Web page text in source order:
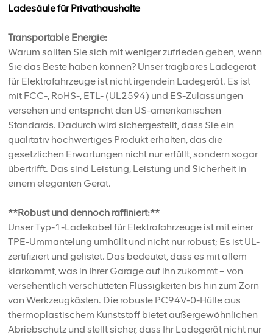
Ladesäule für Privathaushalte
Transportable Energie:
Warum sollten Sie sich mit weniger zufrieden geben, wenn
Sie das Beste haben können? Unser tragbares Ladegerät
für Elektrofahrzeuge ist nicht irgendein Ladegerät. Es ist
mit FCC-, RoHS-, ETL- (UL2594) und ES-Zulassungen
versehen und entspricht den US-amerikanischen
Standards. Dadurch wird sichergestellt, dass Sie ein
qualitativ hochwertiges Produkt erhalten, das die
gesetzlichen Erwartungen nicht nur erfüllt, sondern sogar
übertrifft. Das sind Leistung, Leistung und Sicherheit in
einem eleganten Gerät.
**Robust und dennoch raffiniert:**
Unser Typ-1-Ladekabel für Elektrofahrzeuge ist mit einer
TPE-Ummantelung umhüllt und nicht nur robust; Es ist UL-
zertifiziert und gelistet. Das bedeutet, dass es mit allem
klarkommt, was in Ihrer Garage auf ihn zukommt – von
versehentlich verschütteten Flüssigkeiten bis hin zum Zorn
von Werkzeugkästen. Die robuste PC94V-0-Hülle aus
thermoplastischem Kunststoff bietet außergewöhnlichen
Abriebschutz und stellt sicher, dass Ihr Ladegerät nicht nur